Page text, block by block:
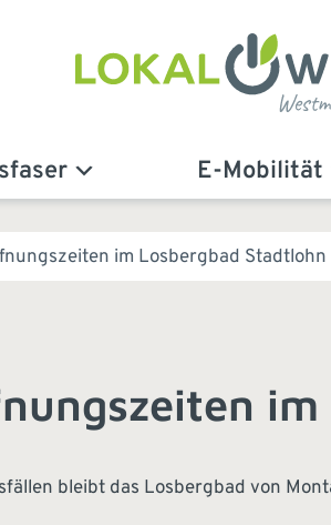
E-Mobilität
im Losbergbad Stadtlohn
bleibt das Losbergbad von